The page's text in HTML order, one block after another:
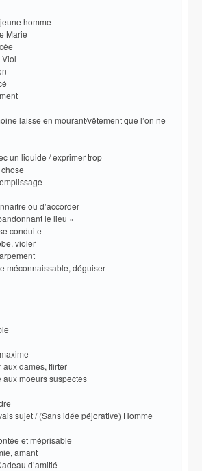
homme
Marie
laisse en mourant/vêtement que l’on ne
un liquide / exprimer trop
ou d’accorder
le lieu »
conduite
violer
méconnaissable, déguiser
dames, flirter
moeurs suspectes
sujet / (Sans idée péjorative) Homme
et méprisable
amant
d’amitié